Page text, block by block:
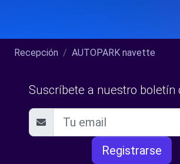
Recepción AUTOPARK navette
Suscríbete a nuestro boletín
Registrarse